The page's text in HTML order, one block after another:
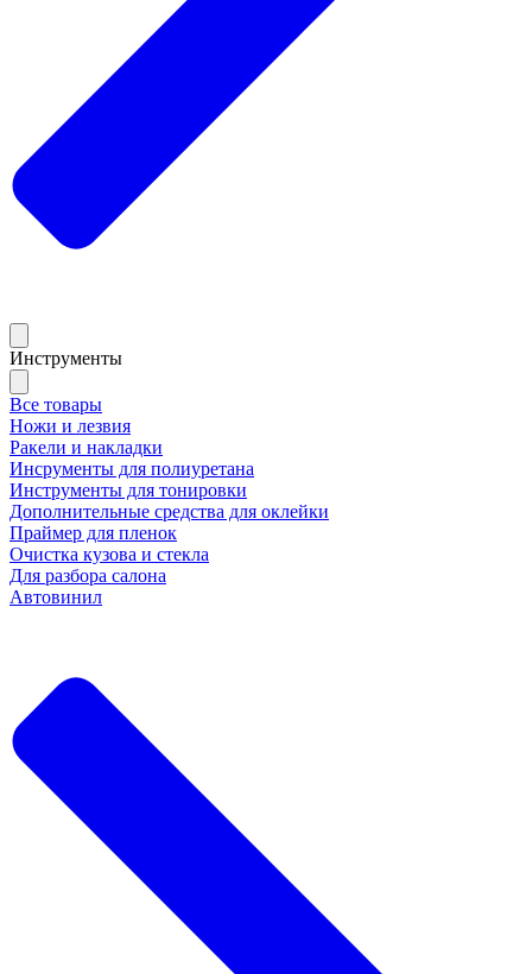
Инструменты
Все товары
Ножи и лезвия
Ракели и накладки
Инсрументы для полиуретана
Инструменты для тонировки
Дополнительные средства для оклейки
Праймер для пленок
Очистка кузова и стекла
Для разбора салона
Автовинил